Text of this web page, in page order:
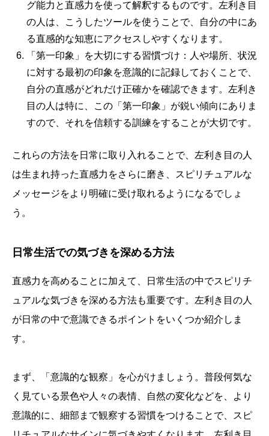
グ能力と直感力を使って解釈するものです。左利き目
の人は、こうしたツールを使うことで、自分の中にあ
る直感的な知恵にアクセスしやすくなります。
「第一印象」を大切にする習慣づけ：人や場所、状況
に対する最初の印象を意識的に記録しておくことで、
自分の直感がどれだけ正確かを確認できます。左利き
目の人は特に、この「第一印象」が鋭い傾向にありま
すので、それを信頼する訓練をすることが大切です。
これらの方法を日常に取り入れることで、左利き目の人
は生まれ持った直感力をさらに磨き、スピリチュアルな
メッセージをより明確に受け取れるようになるでしょ
う。
日常生活での気づきを深める方法
直感力を高めることに加えて、日常生活の中でスピリチ
ュアルな気づきを深める方法も重要です。左利き目の人
が日常の中で意識できるポイントをいくつか紹介しま
す。
まず、「意識的な観察」を心がけましょう。普段何気な
く見ている景色や人々の表情、自然の変化などを、より
意識的に、細部まで観察する習慣をつけることで、スピ